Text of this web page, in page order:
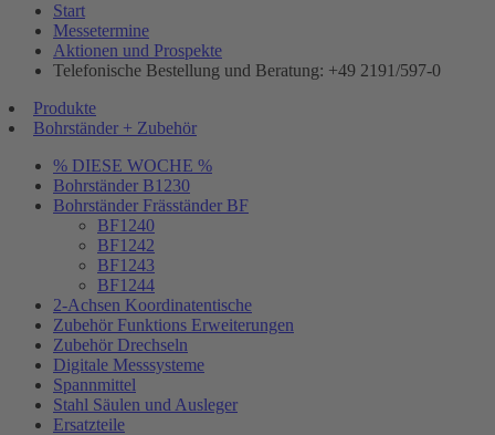
Start
Messetermine
Aktionen und Prospekte
Telefonische Bestellung und Beratung: +49 2191/597-0
Produkte
Bohrständer + Zubehör
% DIESE WOCHE %
Bohrständer B1230
Bohrständer Fräsständer BF
BF1240
BF1242
BF1243
BF1244
2-Achsen Koordinatentische
Zubehör Funktions Erweiterungen
Zubehör Drechseln
Digitale Messsysteme
Spannmittel
Stahl Säulen und Ausleger
Ersatzteile